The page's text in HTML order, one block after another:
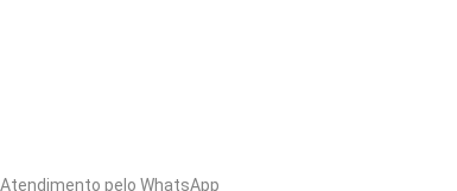
Atendimento pelo WhatsApp